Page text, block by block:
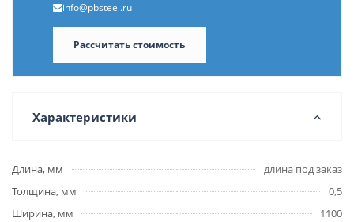
info@pbsteel.ru
Рассчитать стоимость
Характеристики
Длина, мм
длина под заказ
Толщина, мм
0,5
Ширина, мм
1100